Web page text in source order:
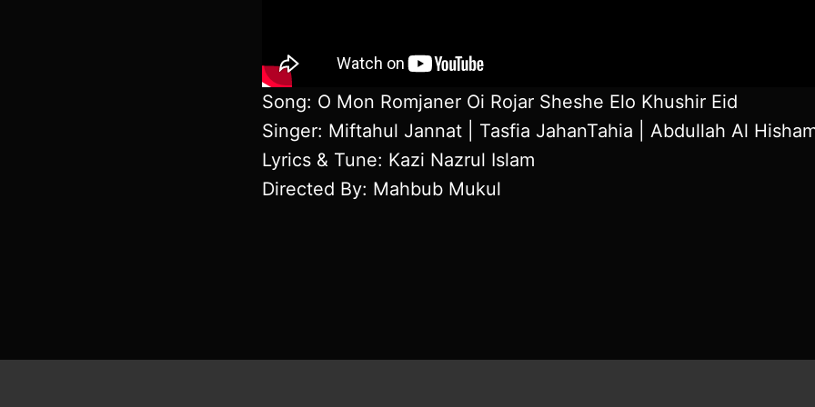
Song: O Mon Romjaner Oi Rojar Sheshe Elo Khushir Eid
Singer: Miftahul Jannat | Tasfia JahanTahia | Abdullah Al
Lyrics & Tune: Kazi Nazrul Islam
Directed By: Mahbub Mukul